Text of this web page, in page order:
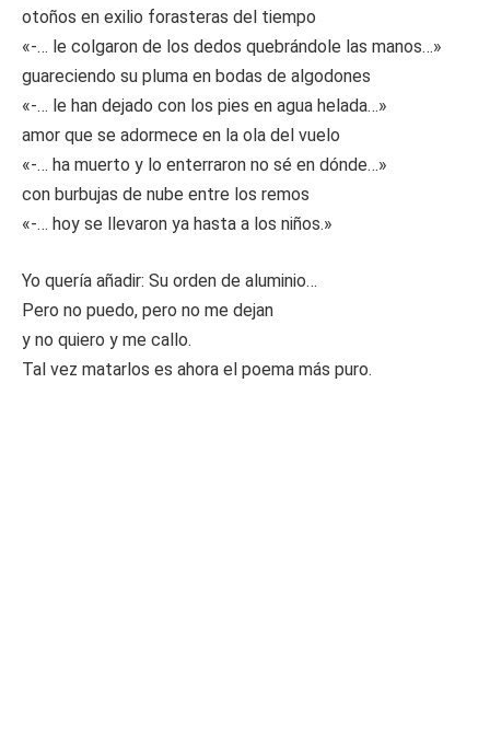
otoños en exilio forasteras del tiempo
«-… le colgaron de los dedos quebrándole las manos…»
guareciendo su pluma en bodas de algodones
«-… le han dejado con los pies en agua helada…»
amor que se adormece en la ola del vuelo
«-… ha muerto y lo enterraron no sé en dónde…»
con burbujas de nube entre los remos
«-… hoy se llevaron ya hasta a los niños.»
Yo quería añadir: Su orden de aluminio…
Pero no puedo, pero no me dejan
y no quiero y me callo.
Tal vez matarlos es ahora el poema más puro.